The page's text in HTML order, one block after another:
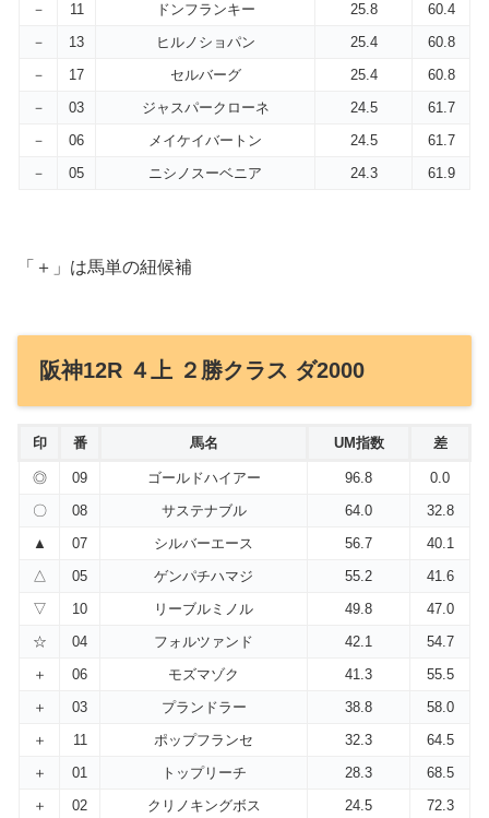
－
11 ドンフランキー 25.8
60.4
－
13 ヒルノショパン 25.4
60.8
－
17 セルバーグ 25.4
60.8
－
03 ジャスパークローネ 24.5
61.7
－
06 メイケイバートン 24.5
61.7
－
05 ニシノスーベニア 24.3 61.9
「＋」は馬単の紐候補
阪神12R ４上 ２勝クラス ダ2000
印 番 馬名 UM指数 差
◎ 09 ゴールドハイアー 96.8
0.0
〇
08 サステナブル 64.0
32.8
▲
07 シルバーエース 56.7
40.1
△
05 ゲンパチハマジ 55.2
41.6
▽
10 リーブルミノル 49.8
47.0
☆
04 フォルツァンド 42.1
54.7
＋
06 モズマゾク 41.3
55.5
＋
03 プランドラー 38.8
58.0
＋
11 ポップフランセ 32.3
64.5
＋
01 トップリーチ 28.3
68.5
＋
02 クリノキングボス 24.5
72.3